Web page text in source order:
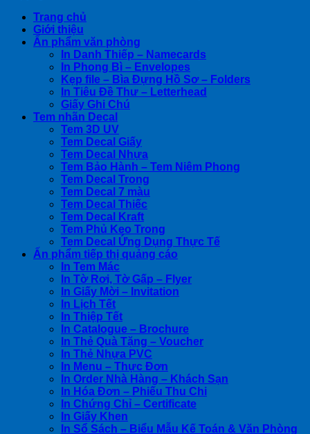
Trang chủ
Giới thiệu
Ấn phẩm văn phòng
In Danh Thiếp – Namecards
In Phong Bì – Envelopes
Kẹp file – Bìa Đựng Hồ Sơ – Folders
In Tiêu Đề Thư – Letterhead
Giấy Ghi Chú
Tem nhãn Decal
Tem 3D UV
Tem Decal Giấy
Tem Decal Nhựa
Tem Bảo Hành – Tem Niêm Phong
Tem Decal Trong
Tem Decal 7 màu
Tem Decal Thiếc
Tem Decal Kraft
Tem Phủ Keo Trong
Tem Decal Ứng Dụng Thực Tế
Ấn phẩm tiếp thị quảng cáo
In Tem Mác
In Tờ Rơi, Tờ Gấp – Flyer
In Giấy Mời – Invitation
In Lịch Tết
In Thiệp Tết
In Catalogue – Brochure
In Thẻ Quà Tặng – Voucher
In Thẻ Nhựa PVC
In Menu – Thực Đơn
In Order Nhà Hàng – Khách Sạn
In Hóa Đơn – Phiếu Thu Chi
In Chứng Chỉ – Certificate
In Giấy Khen
In Sổ Sách – Biểu Mẫu Kế Toán & Văn Phòng